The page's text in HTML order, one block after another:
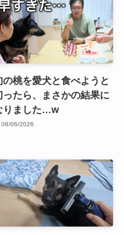
の桃を愛犬と食べようと
ったら、まさかの結果に
りました…w
08/06/2026